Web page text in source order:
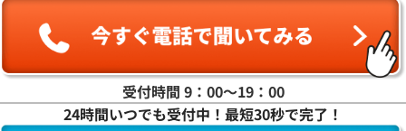
受付時間 9：00〜19：00
24時間いつでも受付中！最短30秒で完了！